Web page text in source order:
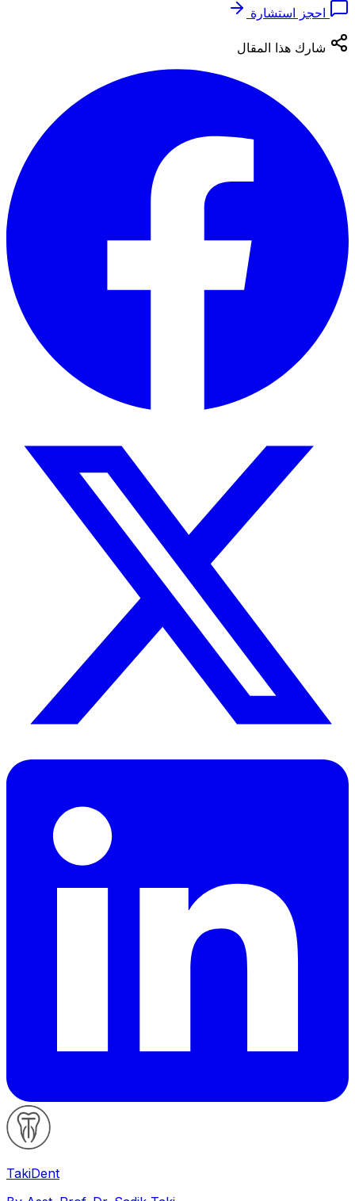
احجز استشارة
شارك هذا المقال
TakiDent